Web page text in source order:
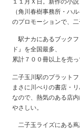
１１月Ｘ日。新作の小
（角川春樹事務所・ハ
のプロモーションで、二
駅ナカにあるブックフ
ド』を全国最多、
累計７００冊以上を売っ
二子玉川駅のプラット
まさに川べりの書店・
なので、熱気のある店
やさしい。
二子玉ライズにある蔦